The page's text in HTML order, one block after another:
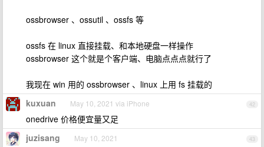
ossbrowser 、ossutil 、ossfs 等
ossfs 在 linux 直接挂载、和本地硬盘一样操作
ossbrowser 这个就是个客户端、电脑点点点就行了
我现在 win 用的 ossbrowser 、linux 上用 fs 挂载的
42
kuxuan May 10, 2021 via iPhone
onedrive 价格便宜量又足
43
juzisang May 10, 2021